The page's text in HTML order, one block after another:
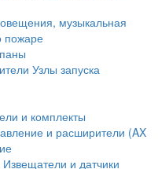
музыкальная
пожаре
Узлы запуска
и комплекты
и расширители (AX
Извещатели и датчики